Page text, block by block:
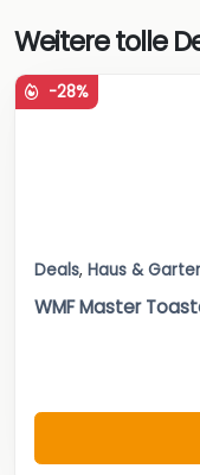
Weitere tolle
-28%
Deals, Haus &
WMF Master